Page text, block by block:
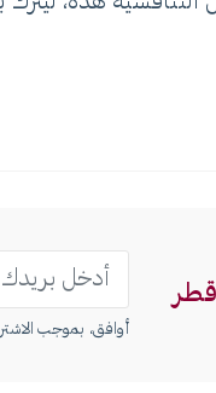
أوافق، بموجب